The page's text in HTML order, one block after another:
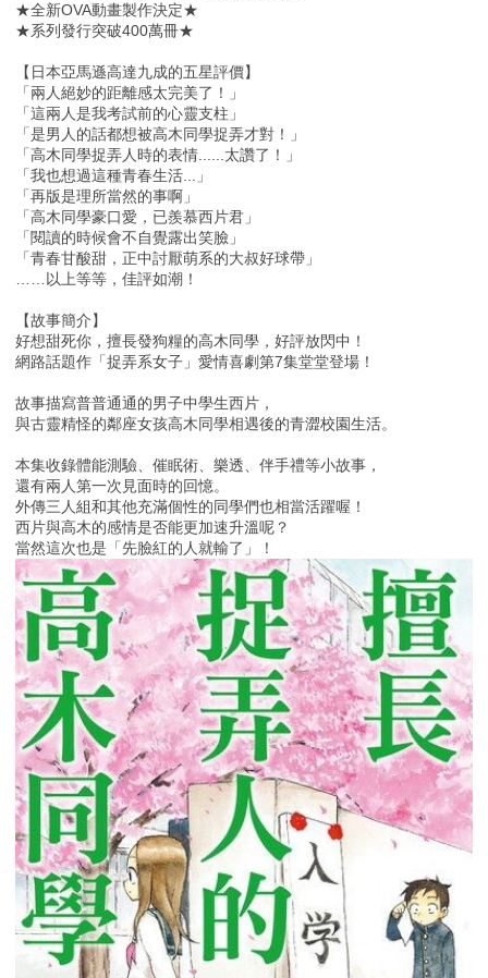
★全新OVA動畫製作決定★
★系列發行突破400萬冊★
【日本亞馬遜高達九成的五星評價】
「兩人絕妙的距離感太完美了！」
「這兩人是我考試前的心靈支柱」
「是男人的話都想被高木同學捉弄才對！」
「高木同學捉弄人時的表情......太讚了！」
「我也想過這種青春生活...」
「再版是理所當然的事啊」
「高木同學豪口愛，已羨慕西片君」
「閱讀的時候會不自覺露出笑臉」
「青春甘酸甜，正中討厭萌系的大叔好球帶」
……以上等等，佳評如潮！
【故事簡介】
好想甜死你，擅長發狗糧的高木同學，好評放閃中！
網路話題作「捉弄系女子」愛情喜劇第7集堂堂登場！
故事描寫普普通通的男子中學生西片，
與古靈精怪的鄰座女孩高木同學相遇後的青澀校園生活。
本集收錄體能測驗、催眠術、樂透、伴手禮等小故事，
還有兩人第一次見面時的回憶。
外傳三人組和其他充滿個性的同學們也相當活躍喔！
西片與高木的感情是否能更加速升溫呢？
當然這次也是「先臉紅的人就輸了」！